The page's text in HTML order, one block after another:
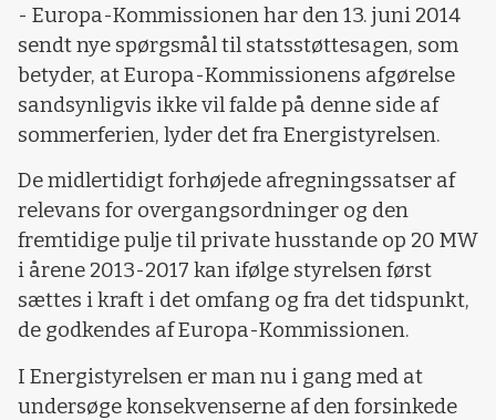
- Europa-Kommissionen har den 13. juni 2014
sendt nye spørgsmål til statsstøttesagen, som
betyder, at Europa-Kommissionens afgørelse
sandsynligvis ikke vil falde på denne side af
sommerferien, lyder det fra Energistyrelsen.
De midlertidigt forhøjede afregningssatser af
relevans for overgangsordninger og den
fremtidige pulje til private husstande op 20 MW
i årene 2013-2017 kan ifølge styrelsen først
sættes i kraft i det omfang og fra det tidspunkt,
de godkendes af Europa-Kommissionen.
I Energistyrelsen er man nu i gang med at
undersøge konsekvenserne af den forsinkede